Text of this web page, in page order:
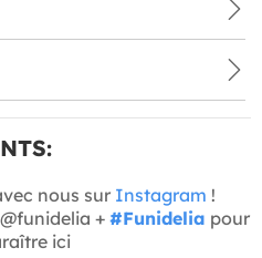
nous sur Instagram !
+ #Funidelia pour
ici